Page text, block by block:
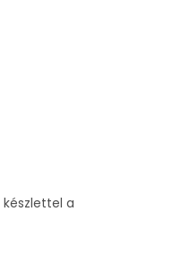
készlettel a